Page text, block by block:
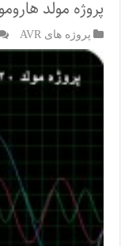
پروژه مولد
پروژه های AVR